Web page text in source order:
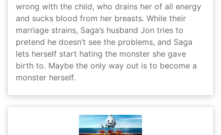
wrong with the child, who drains her of all energy
and sucks blood from her breasts. While their
marriage strains, Saga’s husband Jon tries to
pretend he doesn’t see the problems, and Saga
lets herself start hating the monster she gave
birth to. Maybe the only way out is to become a
monster herself.